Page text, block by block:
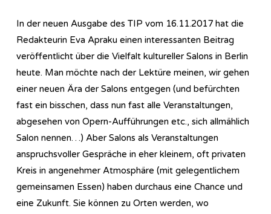
In der neuen Ausgabe des TIP vom 16.11.2017 hat die
Redakteurin Eva Apraku einen interessanten Beitrag
veröffentlicht über die Vielfalt kultureller Salons in Berlin
heute. Man möchte nach der Lektüre meinen, wir gehen
einer neuen Ära der Salons entgegen (und befürchten
fast ein bisschen, dass nun fast alle Veranstaltungen,
abgesehen von Opern-Aufführungen etc., sich allmählich
Salon nennen…) Aber Salons als Veranstaltungen
anspruchsvoller Gespräche in eher kleinem, oft privaten
Kreis in angenehmer Atmosphäre (mit gelegentlichem
gemeinsamen Essen) haben durchaus eine Chance und
eine Zukunft. Sie können zu Orten werden, wo